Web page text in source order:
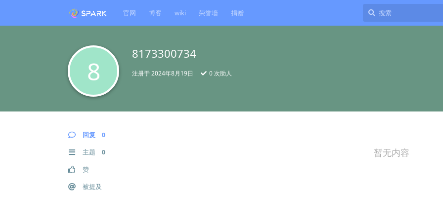
官网 博客 wiki 荣誉墙 捐赠
8
8173300734
注册于2024年8月19日 0 次助人
回复 0
主题 0
赞
被提及
暂无内容